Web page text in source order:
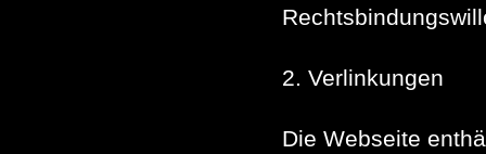
2. Verlinkungen
Die Webseite